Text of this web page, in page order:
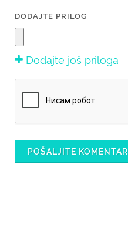
DODAJTE PRILOG
Dodajte još priloga
POŠALJITE KOMENTAR